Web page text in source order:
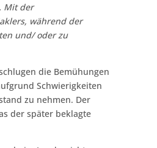
Mit der
während der
und/ oder zu
die Bemühungen
Schwierigkeiten
zu nehmen. Der
der später beklagte